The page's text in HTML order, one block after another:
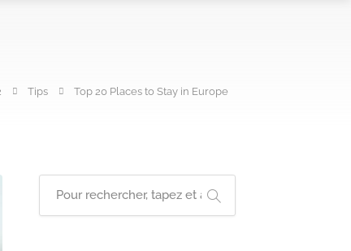
Tips Top 20 Places to Stay in Europe